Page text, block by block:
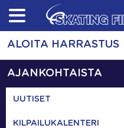
Skip
content
ALOITA HARRASTUS
AJANKOHTAISTA
UUTISET
KILPAILUKALENTERI